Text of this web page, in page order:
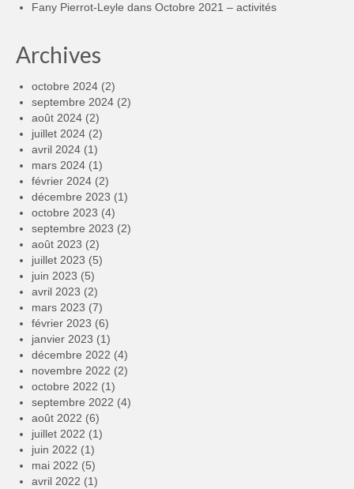
Fany Pierrot-Leyle dans Octobre 2021 – activités
Archives
octobre 2024 (2)
septembre 2024 (2)
août 2024 (2)
juillet 2024 (2)
avril 2024 (1)
mars 2024 (1)
février 2024 (2)
décembre 2023 (1)
octobre 2023 (4)
septembre 2023 (2)
août 2023 (2)
juillet 2023 (5)
juin 2023 (5)
avril 2023 (2)
mars 2023 (7)
février 2023 (6)
janvier 2023 (1)
décembre 2022 (4)
novembre 2022 (2)
octobre 2022 (1)
septembre 2022 (4)
août 2022 (6)
juillet 2022 (1)
juin 2022 (1)
mai 2022 (5)
avril 2022 (1)